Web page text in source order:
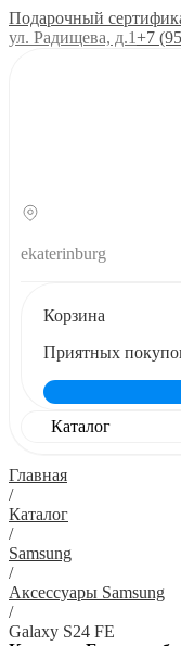
Подарочный
ул. Радищева, д.1+7
ekaterinburg
Корзина
Приятных
Каталог
Главная
/
Каталог
/
Samsung
/
Аксессуары Samsung
/
Galaxy S24 FE